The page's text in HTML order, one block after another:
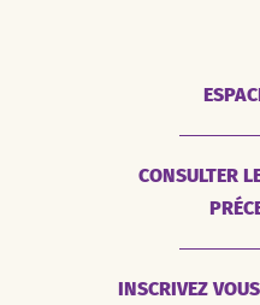
CONSULTER
INSCRIVEZ